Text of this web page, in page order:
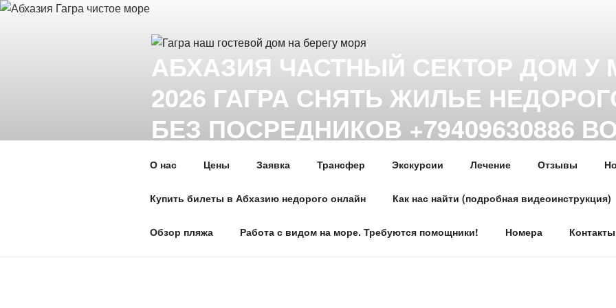
Перейти
АБХАЗИЯ ЧАСТНЫЙ СЕКТОР ДОМ У
2026 ГАГРА СНЯТЬ ЖИЛЬЕ
БЕЗ ПОСРЕДНИКОВ +79409630886
ТЕЛЕГРАММ, MAX
посредников. До моря ноль минут и ноль метров! Гостевой Дом на пляже в центре Гагры.
О нас Цены Заявка Трансфер Экскурсии Лечение Отзывы
Купить билеты в Абхазию недорого онлайн Как нас найти (подробная видеоинструкция)
Обзор пляжа Работа с видом на море. Требуются помощники! Номера Контакты